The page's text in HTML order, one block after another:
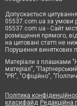
Допускається
05537.com.ua за умови
05537.com.ua - Сайт
розміщення прямого,
на цитовані статті не
Порушення виняткових
Матеріали з плашками
матеріал",
"PR", "Офіційно",
Політика
класифайд Редакційна